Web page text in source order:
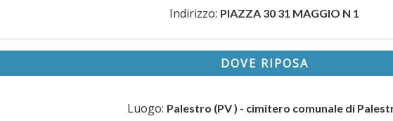
Indirizzo: PIAZZA 30 31 MAGGIO N 1
DOVE RIPOSA
Luogo: Palestro (PV ) - cimitero comunale di